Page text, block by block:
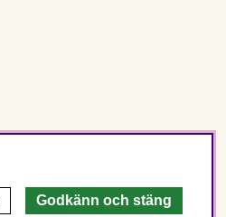
Godkänn och stäng